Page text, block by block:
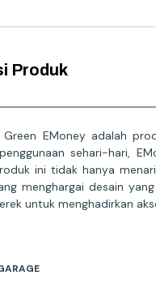
Produk
Green EMoney adalah
sehari-hari,
ini tidak hanya
menghargai desain
untuk menghadirkan